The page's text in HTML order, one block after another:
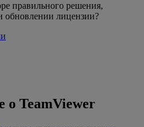
правильного решения,
обновлении лицензии?
о TeamViewer